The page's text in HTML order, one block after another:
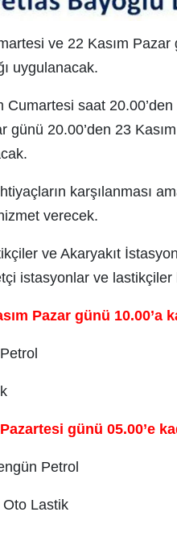
ve 22 Kasım
uygulanacak.
Cumartesi saat
günü 20.00’den 23
karşılanması
verecek.
ve Akaryakıt
istasyonlar ve lastikçiler
Pazar günü 10.00’a
günü 05.00’e
Petrol
Lastik